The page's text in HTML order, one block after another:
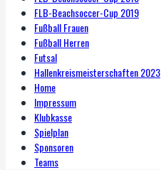
FLB-Beachsoccer-Cup 2019
Fußball Frauen
Fußball Herren
Futsal
Hallenkreismeisterschaften 2023
Home
Impressum
Klubkasse
Spielplan
Sponsoren
Teams